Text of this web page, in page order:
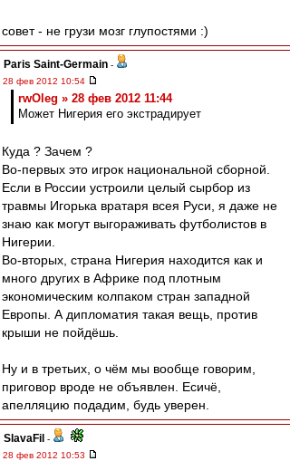
совет - не грузи мозг глупостями :)
Paris Saint-Germain -
28 фев 2012 10:54
rwOleg » 28 фев 2012 11:44
Может Нигерия его экстрадирует
Куда ? Зачем ?
Во-первых это игрок национальной сборной.
Если в России устроили целый сырбор из
травмы Игорька вратаря всея Руси, я даже не
знаю как могут выгораживать футболистов в
Нигерии.
Во-вторых, страна Нигерия находится как и
много других в Африке под плотным
экономическим колпаком стран западной
Европы. А дипломатия такая вещь, против
крыши не пойдёшь.
Ну и в третьих, о чём мы вообще говорим,
приговор вроде не объявлен. Есичё,
апелляцию подадим, будь уверен.
SlavaFil -
28 фев 2012 10:53